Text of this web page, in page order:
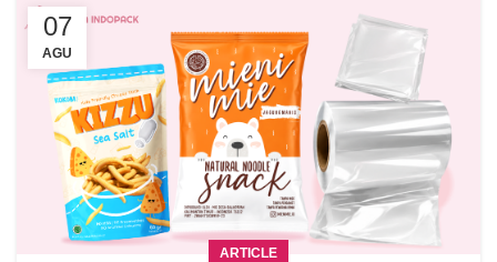
07
AGU
ARTICLE